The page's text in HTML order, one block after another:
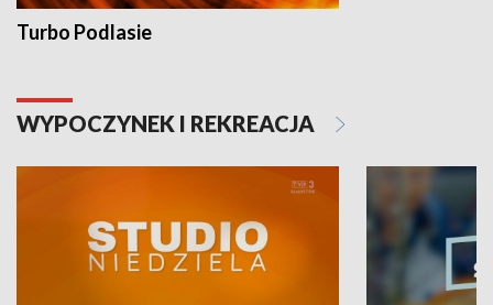
Turbo Podlasie
WYPOCZYNEK I REKREACJA